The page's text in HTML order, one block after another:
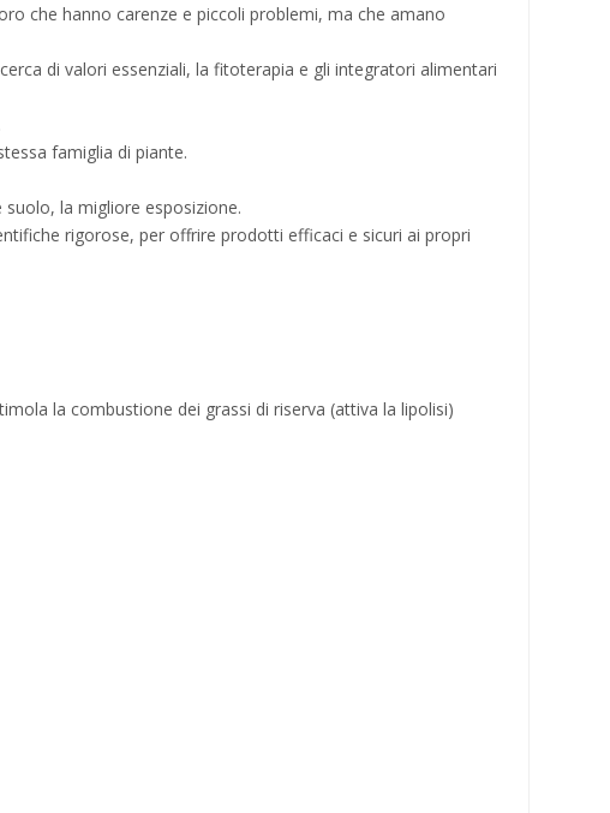
che hanno carenze e piccoli problemi, ma che amano
di valori essenziali, la fitoterapia e gli integratori alimentari
famiglia di piante.
la migliore esposizione.
rigorose, per offrire prodotti efficaci e sicuri ai propri
la combustione dei grassi di riserva (attiva la lipolisi)